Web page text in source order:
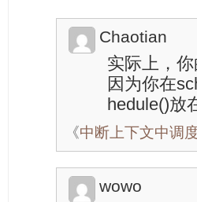
Chaotian
实际上，
因为你在
hedule()放
《中断上下文中调
wowo